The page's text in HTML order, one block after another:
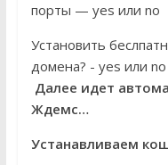
порты — yes или no
Установить
домена? - yes или no
Далее идет
Ждемс…
Устанавливаем